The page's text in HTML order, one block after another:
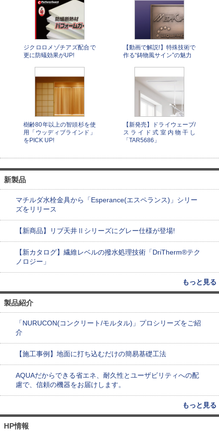
ジクロロメゾチアズ配合で
更に防蟻効果がUP!
【動画で解説!】特殊技術で
作る“鋳物風サイン”の魅力
樹齢80年以上の智頭杉を使
用「ウッディブラインド」
をPICK UP!
【新発売】ドライウェーブ/
スライド式室内物干し
「TAR5686」
新製品
マチルダ水栓金具から「Esperance(エスペランス)」シリー
ズをリリース
【新商品】リブ天井Ⅱシリーズにグレー仕様が登場!
【新カタログ】繊維レベルの撥水処理技術「DriTherm®テク
ノロジー」
もっと見る
製品紹介
「NURUCON(コンクリート/モルタル)」プロシリーズをご紹
介
【施工事例】地面に打ち込むだけの簡易基礎工法
AQUAだからできる省エネ、耐久性とユーザビリティへの配
慮で、信頼の機器をお届けします。
もっと見る
HP情報